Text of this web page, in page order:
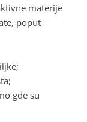
materije
poput
gde su